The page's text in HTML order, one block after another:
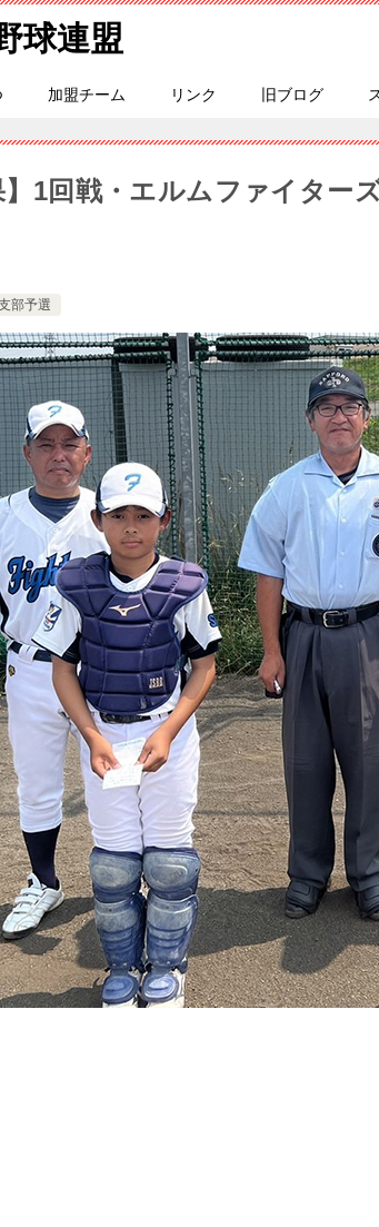
球連盟
加盟チーム リンク 旧ブログ
】1回戦・エルムファイター
部予選